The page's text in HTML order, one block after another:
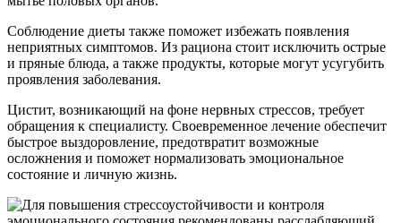
Соблюдение диеты также поможет избежать появления
неприятных симптомов. Из рациона стоит исключить острые
и пряные блюда, а также продукты, которые могут усугубить
проявления заболевания.
Цистит, возникающий на фоне нервных стрессов, требует
обращения к специалисту. Своевременное лечение обеспечит
быстрое выздоровление, предотвратит возможные
осложнения и поможет нормализовать эмоциональное
состояние и личную жизнь.